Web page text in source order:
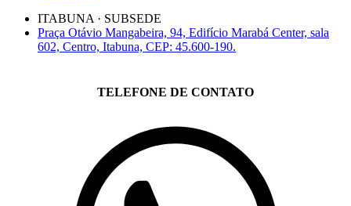
ITABUNA · SUBSEDE
Praça Otávio Mangabeira, 94, Edifício Marabá Center, sala
602, Centro, Itabuna, CEP: 45.600-190.
TELEFONE DE CONTATO